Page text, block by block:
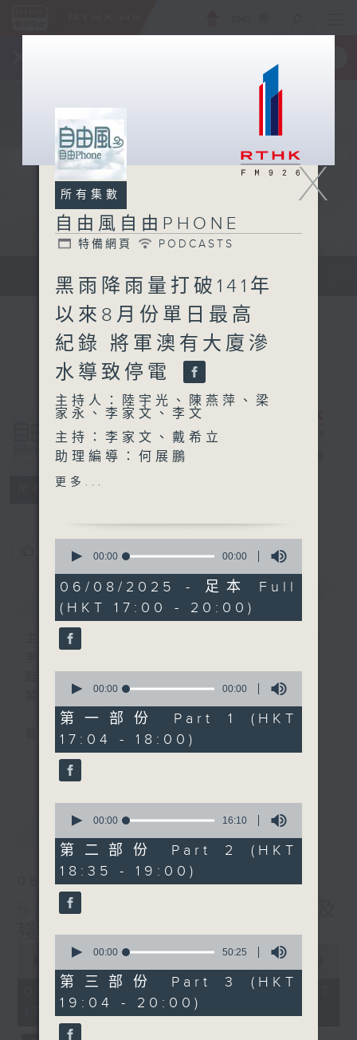
聲音更立體 意見更多元
所有集數
自由風自由
PHONE
您喜歡這個節目嗎?
簡介 GIST
主持人：陸宇光、陳燕萍、梁家永、李家文、
製作：香港電台公共事務組
聲音更立體 意見更多元
1872311 始終如一
Facebook專頁
最新 LATEST
06/08/2026
5歲男童被虐致死 母親誤殺及
殘酷對待兒童罪成判囚22年
seconds
minutes,
seconds
00:00 48:53
06/08/2026 - 足本 Full (HKT
17:00 - 18:00)
X
所有集數
自由風自由PHONE
特備網頁 PODCASTS
黑雨降雨量打破141年
以來8月份單日最高
紀錄 將軍澳有大廈滲
水導致停電
主持人：陸宇光、陳燕萍、梁
家永、李家文、李文
主持：李家文、戴希立
助理編導：何展鵬
高級編導：李以莊
更多...
seconds
0
seconds
00:00 00:00
06/08/2025 - 足本 Full
(HKT 17:00 - 20:00)
seconds
0
seconds
00:00 00:00
第一部份 Part 1 (HKT
17:04 - 18:00)
seconds
16
minutes,
10
seconds
00:00 16:10
第二部份 Part 2 (HKT
18:35 - 19:00)
seconds
50
minutes,
25
seconds
00:00 50:25
第三部份 Part 3 (HKT
19:04 - 20:00)